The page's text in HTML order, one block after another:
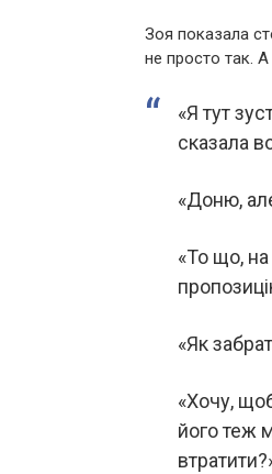
Зоя показала
не просто так.
«Я тут
сказала
«Доню,
«То що,
«Як
«Хочу,
його теж